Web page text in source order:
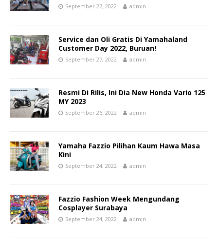
September 27, 2022 admin
Service dan Oli Gratis Di Yamahaland
Customer Day 2022, Buruan!
September 27, 2022 admin
Resmi Di Rilis, Ini Dia New Honda Vario 125
MY 2023
September 26, 2022 admin
Yamaha Fazzio Pilihan Kaum Hawa Masa
Kini
September 24, 2022 admin
Fazzio Fashion Week Mengundang
Cosplayer Surabaya
September 24, 2022 admin